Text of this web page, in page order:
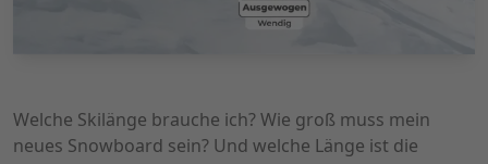
Welche Skilänge brauche ich? Wie groß muss mein
neues Snowboard sein? Und welche Länge ist die